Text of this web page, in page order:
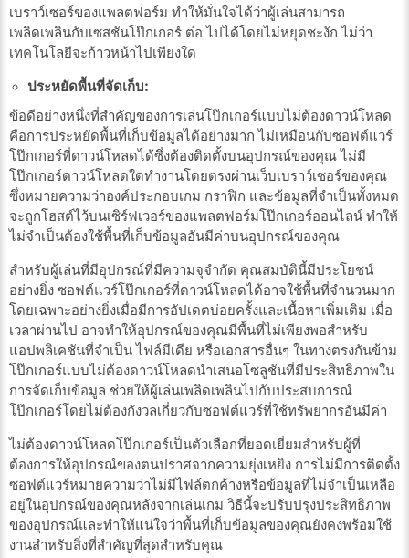
เบราว์เซอร์ของแพลตฟอร์ม ทำให้มั่นใจได้ว่าผู้เล่นสามารถ
เพลิดเพลินกับเซสชันโป๊กเกอร์ ต่อ ไปได้โดยไม่หยุดชะงัก ไม่ว่า
เทคโนโลยีจะก้าวหน้าไปเพียงใด
ประหยัดพื้นที่จัดเก็บ:
ข้อดีอย่างหนึ่งที่สำคัญของการเล่นโป๊กเกอร์แบบไม่ต้องดาวน์โหลด
คือการประหยัดพื้นที่เก็บข้อมูลได้อย่างมาก ไม่เหมือนกับซอฟต์แวร์
โป๊กเกอร์ที่ดาวน์โหลดได้ซึ่งต้องติดตั้งบนอุปกรณ์ของคุณ ไม่มี
โป๊กเกอร์ดาวน์โหลดใดทำงานโดยตรงผ่านเว็บเบราว์เซอร์ของคุณ
ซึ่งหมายความว่าองค์ประกอบเกม กราฟิก และข้อมูลที่จำเป็นทั้งหมด
จะถูกโฮสต์ไว้บนเซิร์ฟเวอร์ของแพลตฟอร์มโป๊กเกอร์ออนไลน์ ทำให้
ไม่จำเป็นต้องใช้พื้นที่เก็บข้อมูลอันมีค่าบนอุปกรณ์ของคุณ
สำหรับผู้เล่นที่มีอุปกรณ์ที่มีความจุจำกัด คุณสมบัตินี้มีประโยชน์
อย่างยิ่ง ซอฟต์แวร์โป๊กเกอร์ที่ดาวน์โหลดได้อาจใช้พื้นที่จำนวนมาก
โดยเฉพาะอย่างยิ่งเมื่อมีการอัปเดตบ่อยครั้งและเนื้อหาเพิ่มเติม เมื่อ
เวลาผ่านไป อาจทำให้อุปกรณ์ของคุณมีพื้นที่ไม่เพียงพอสำหรับ
แอปพลิเคชันที่จำเป็น ไฟล์มีเดีย หรือเอกสารอื่นๆ ในทางตรงกันข้าม
โป๊กเกอร์แบบไม่ต้องดาวน์โหลดนำเสนอโซลูชันที่มีประสิทธิภาพใน
การจัดเก็บข้อมูล ช่วยให้ผู้เล่นเพลิดเพลินไปกับประสบการณ์
โป๊กเกอร์โดยไม่ต้องกังวลเกี่ยวกับซอฟต์แวร์ที่ใช้ทรัพยากรอันมีค่า
ไม่ต้องดาวน์โหลดโป๊กเกอร์เป็นตัวเลือกที่ยอดเยี่ยมสำหรับผู้ที่
ต้องการให้อุปกรณ์ของตนปราศจากความยุ่งเหยิง การไม่มีการติดตั้ง
ซอฟต์แวร์หมายความว่าไม่มีไฟล์ตกค้างหรือข้อมูลที่ไม่จำเป็นเหลือ
อยู่ในอุปกรณ์ของคุณหลังจากเล่นเกม วิธีนี้จะปรับปรุงประสิทธิภาพ
ของอุปกรณ์และทำให้แน่ใจว่าพื้นที่เก็บข้อมูลของคุณยังคงพร้อมใช้
งานสำหรับสิ่งที่สำคัญที่สุดสำหรับคุณ